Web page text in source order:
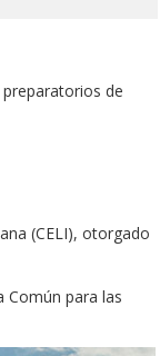
de
(CELI), otorgado
Común para las